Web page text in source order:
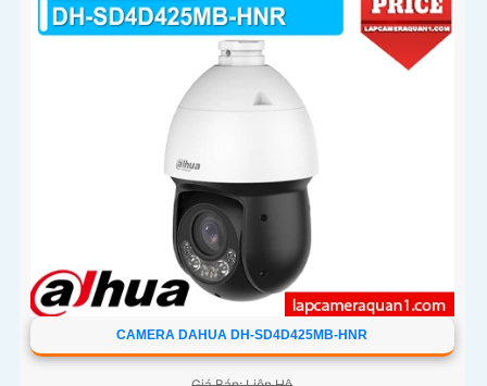
CAMERA DAHUA DH-SD4D425MB-HNR